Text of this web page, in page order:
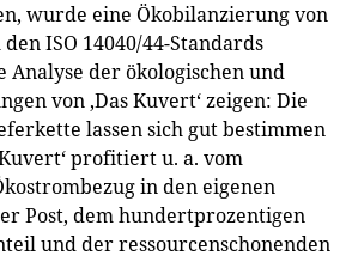
wurde eine Ökobilanzierung von
ISO 14040/44-Standards
Analyse der ökologischen und
von ,Das Kuvert‘ zeigen: Die
lassen sich gut bestimmen
profitiert u. a. vom
in den eigenen
Post, dem hundertprozentigen
und der ressourcenschonenden